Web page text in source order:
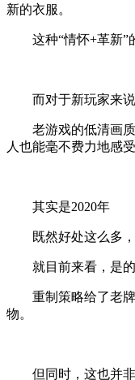
新的衣服。
这种“情怀+革新”的
而对于新玩家来说
老游戏的低清画质
人也能毫不费力地感
其实是2020年
既然好处这么多，
就目前来看，是的
重制策略给了老牌
物。
但同时，这也并非